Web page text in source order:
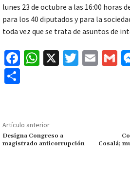
lunes 23 de octubre a las 16:00 horas
para los 40 diputados y para la
toda vez que se trata de asuntos de
Fa
o
k
W
p
p
X
T
E
G
p
ar
Artículo anterior
Designa Congreso a
magistrado anticorrupción
Cosalá;